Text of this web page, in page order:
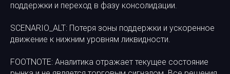
поддержки и переход в фазу консолидации.
SCENARIO_ALT: Потеря зоны поддержки и ускоренное
движение к нижним уровням ликвидности.
FOOTNOTE: Аналитика отражает текущее состояние